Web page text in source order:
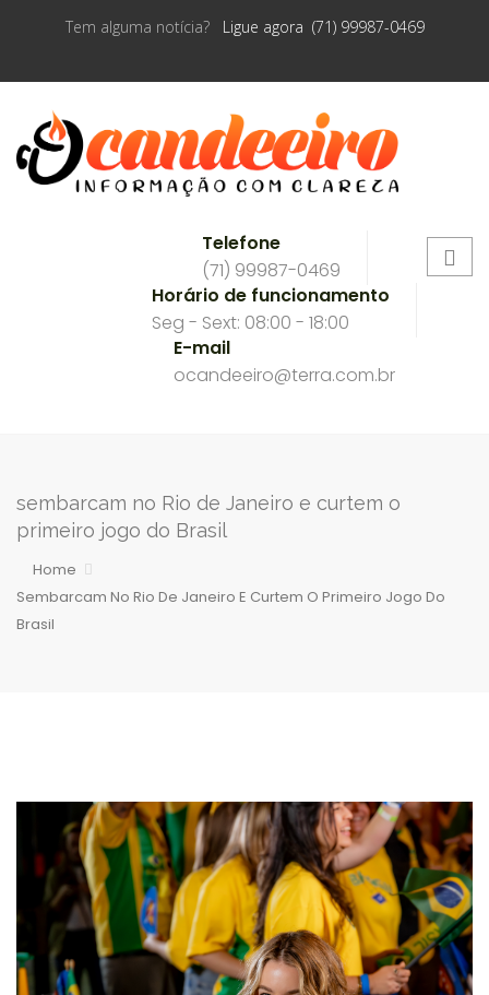
Tem alguma notícia? Ligue agora (71) 99987-0469
Telefone
(71) 99987-0469
Horário de funcionamento
Seg - Sext: 08:00 - 18:00
E-mail
ocandeeiro@terra.com.br
sembarcam no Rio de Janeiro e curtem o
primeiro jogo do Brasil
Home
Sembarcam No Rio De Janeiro E Curtem O Primeiro Jogo Do
Brasil